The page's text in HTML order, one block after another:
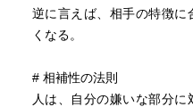
逆に言えば、相手の特徴に
くなる。
# 相補性の法則
人は、自分の嫌いな部分